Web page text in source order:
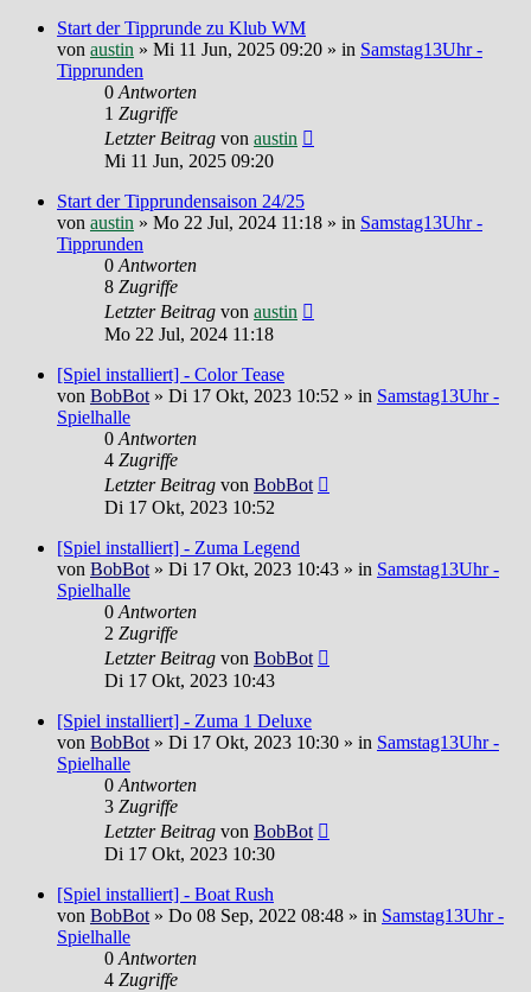
Start der Tipprunde zu Klub WM
von austin » Mi 11 Jun, 2025 09:20 » in Samstag13Uhr -
Tipprunden
0Antworten
1 Zugriffe
Letzter Beitrag von austin
Mi 11 Jun, 2025 09:20
Start der Tipprundensaison 24/25
von austin » Mo 22 Jul, 2024 11:18 » in Samstag13Uhr -
Tipprunden
0Antworten
8 Zugriffe
Letzter Beitrag von austin
Mo 22 Jul, 2024 11:18
[Spiel installiert] - Color Tease
von BobBot» Di 17 Okt, 2023 10:52 » in Samstag13Uhr -
Spielhalle
0Antworten
4 Zugriffe
Letzter Beitrag von BobBot
Di 17 Okt, 2023 10:52
[Spiel installiert] - Zuma Legend
von BobBot» Di 17 Okt, 2023 10:43 » in Samstag13Uhr -
Spielhalle
0Antworten
2 Zugriffe
Letzter Beitrag von BobBot
Di 17 Okt, 2023 10:43
[Spiel installiert] - Zuma 1 Deluxe
von BobBot» Di 17 Okt, 2023 10:30 » in Samstag13Uhr -
Spielhalle
0Antworten
3 Zugriffe
Letzter Beitrag von BobBot
Di 17 Okt, 2023 10:30
[Spiel installiert] - Boat Rush
von BobBot» Do 08 Sep, 2022 08:48 » in Samstag13Uhr -
Spielhalle
0Antworten
4 Zugriffe